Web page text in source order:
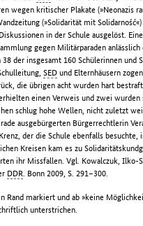
wegen kritischer Plakate (»Neonazis
(»Solidarität mit
in der Schule ausgelöst. Eine
gegen Militärparaden anlässlich
der insgesamt 160 Schülerinnen und
SED und Elternhäusern
die übrigen acht wurden hart
einen Verweis und zwei wurden
schlug hohe Wellen, nicht zuletzt
ausgebürgerten Bürgerrechtlerin
der die Schule ebenfalls
Kreisen kam es zu
ihr Missfallen. Vgl. Kowalczuk, Ilko-
DDR . Bonn 2009, S. 291–300.
Rand markiert und ab »keine
unterstrichen.